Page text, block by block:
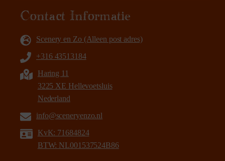
Contact Informatie
Scenery en Zo (Alleen post adres)
+316 43513184
Haring 11
3225 XE Hellevoetsluis
Nederland
info@sceneryenzo.nl
KvK: 71684824
BTW: NL001537524B86